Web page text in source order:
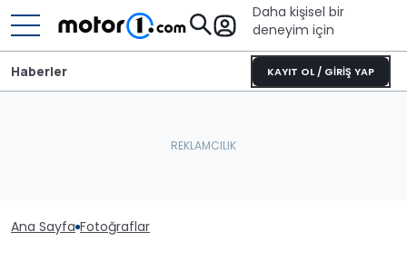
Daha kişisel bir
deneyim için
KAYIT OL / GİRİŞ YAP
Haberler
Ana Sayfa Fotoğraflar